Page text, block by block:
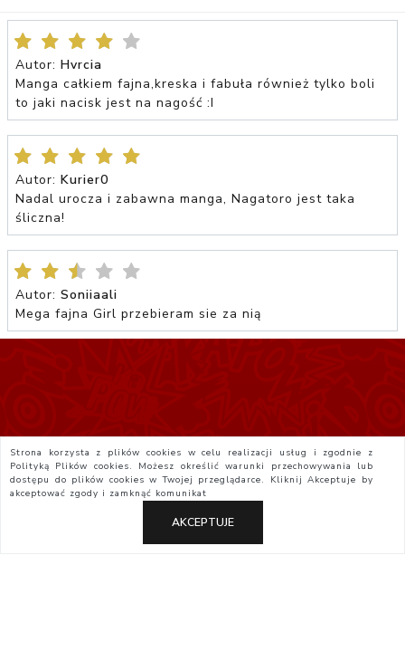
Autor: Hvrcia
Manga całkiem fajna,kreska i fabuła również tylko boli
to jaki nacisk jest na nagość :I
Autor: Kurier0
Nadal urocza i zabawna manga, Nagatoro jest taka
śliczna!
Autor: Soniiaali
Mega fajna Girl przebieram sie za nią
Strona korzysta z plików cookies w celu realizacji usług i zgodnie z
Polityką Plików cookies. Możesz określić warunki przechowywania lub
dostępu do plików cookies w Twojej przeglądarce. KliknijAkceptuje by
akceptować zgody i zamknąć komunikat
AKCEPTUJE